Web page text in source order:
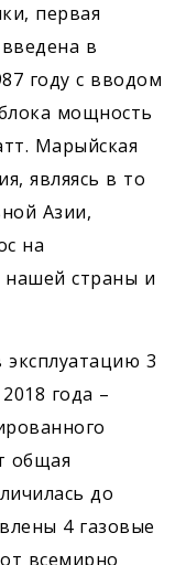
первая
в
году с вводом
мощность
Марыйская
являясь в то
Азии,
на
нашей страны и
3
года –
общая
до
4 газовые
всемирно